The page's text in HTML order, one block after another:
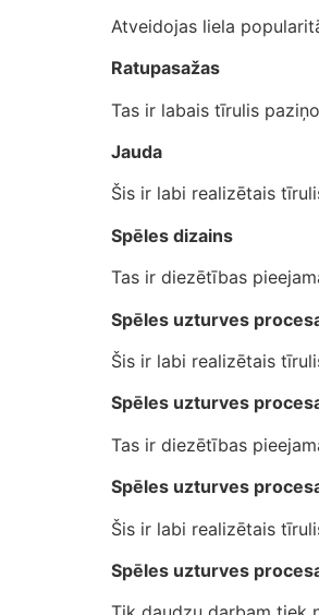
Atveidojas liela
Ratupasažas
Tas ir labais tīrulis
Jauda
Šis ir labi realizētais
Spēles dizains
Tas ir diezētības
Spēles uzturves
Šis ir labi realizētais
Spēles uzturves
Tas ir diezētības
Spēles uzturves
Šis ir labi realizētais
Spēles uzturves